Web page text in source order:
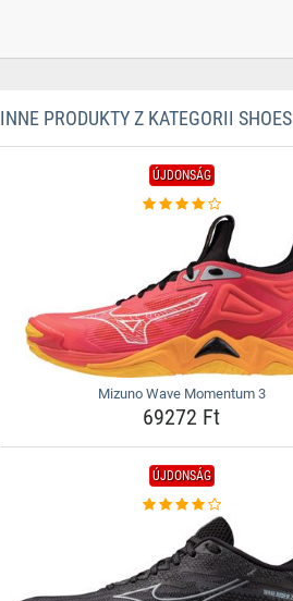
INNE PRODUKTY Z KATEGORII SHOES
ÚJDONSÁG
Mizuno Wave Momentum 3
69272 Ft
ÚJDONSÁG